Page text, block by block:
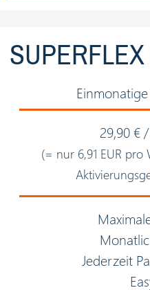
29,90 €
(= nur 6,91 EUR
Jederzeit